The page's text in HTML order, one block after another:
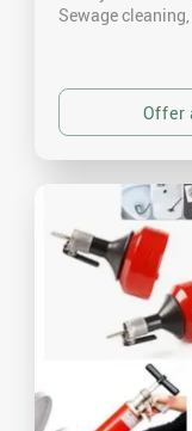
Sewage cleaning